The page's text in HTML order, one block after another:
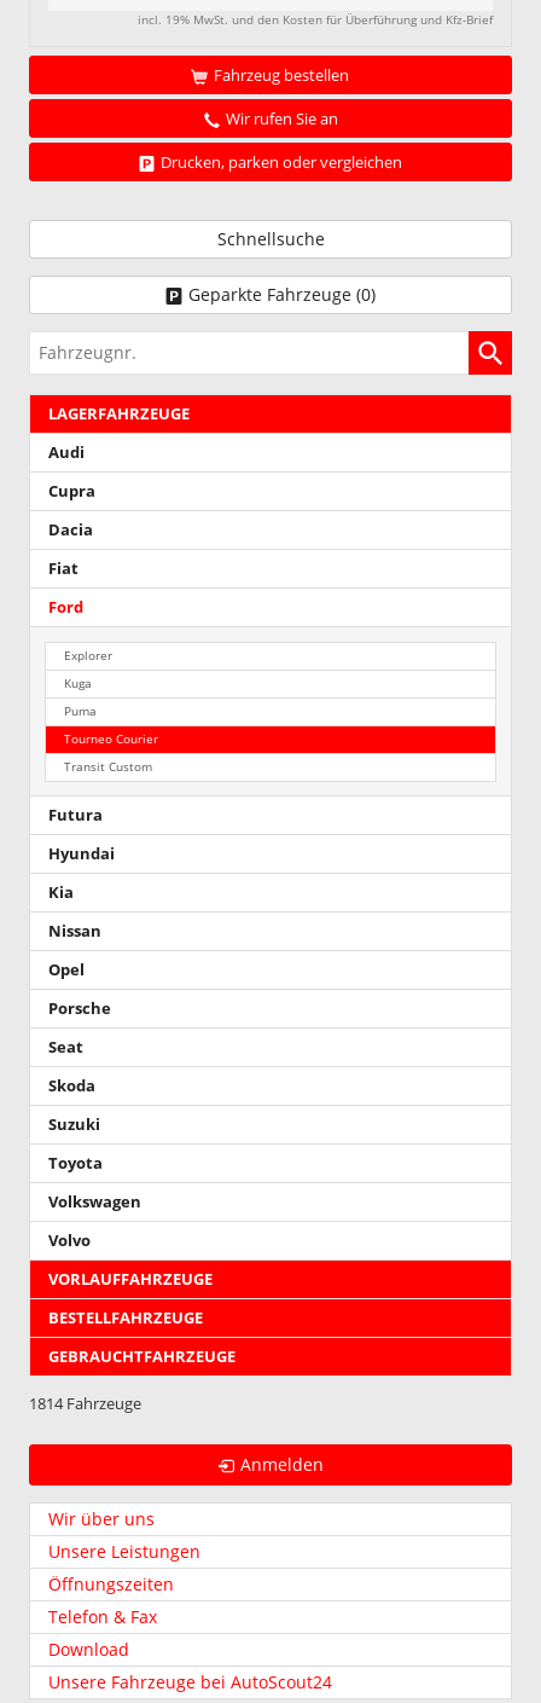
incl. 19% MwSt. und den Kosten für Überführung und Kfz-Brief
Fahrzeug bestellen
Wir rufen Sie an
Drucken, parken oder vergleichen
Schnellsuche
Geparkte Fahrzeuge (0)
Fahrzeugnr.
LAGERFAHRZEUGE
Audi
Cupra
Dacia
Fiat
Ford
Explorer
Kuga
Puma
Tourneo Courier
Transit Custom
Futura
Hyundai
Kia
Nissan
Opel
Porsche
Seat
Skoda
Suzuki
Toyota
Volkswagen
Volvo
VORLAUFFAHRZEUGE
BESTELLFAHRZEUGE
GEBRAUCHTFAHRZEUGE
1814 Fahrzeuge
Anmelden
Wir über uns
Unsere Leistungen
Öffnungszeiten
Telefon & Fax
Download
Unsere Fahrzeuge bei AutoScout24